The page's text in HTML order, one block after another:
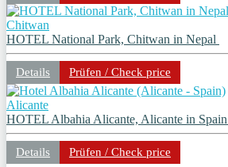
Chitwan
HOTEL National Park, Chitwan in Nepal
Details Prüfen / Check price
Alicante
HOTEL Albahia Alicante, Alicante in Spain
Details
Prüfen / Check price